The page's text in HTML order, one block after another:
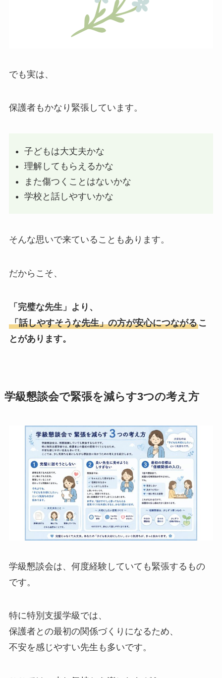
でも実は、
保護者もかなり緊張しています。
子どもは大丈夫かな
理解してもらえるかな
また傷つくことはないかな
学校と話しやすいかな
そんな思いで来ていることもあります。
だからこそ、
「完璧な先生」より、
「話しやすそうな先生」の方が安心につながるこ
とがあります。
学級懇談会で緊張を減らす3つの考え方
学級懇談会は、何度経験していても緊張するもの
です。
特に特別支援学級では、
保護者との最初の関係づくりになるため、
不安を感じやすい先生も多いです。